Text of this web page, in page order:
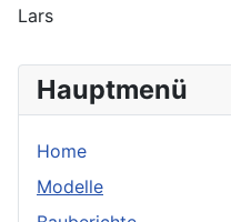
Hauptmenü
Home
Modelle
Lars